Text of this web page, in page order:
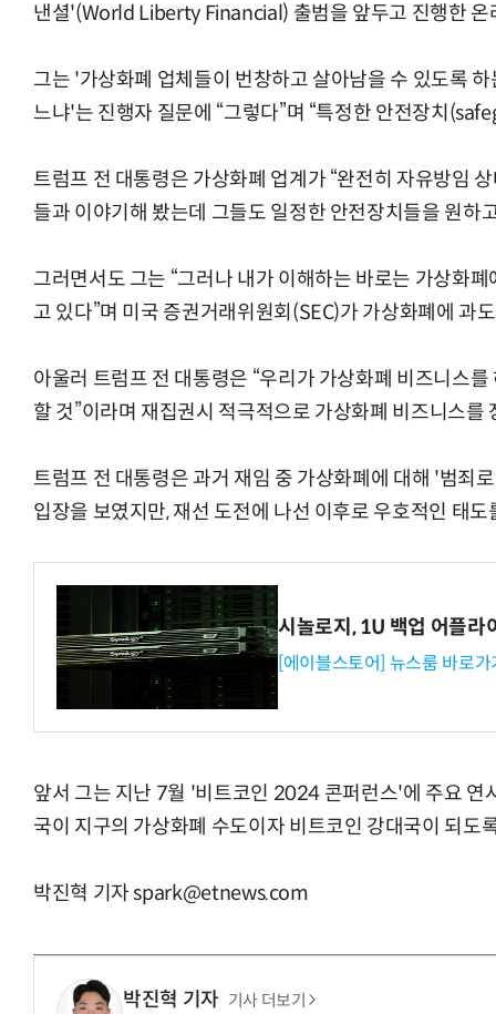
낸셜'(World Liberty Financial) 출범을 앞두고 진행한 온
그는 '가상화폐 업체들이 번창하고 살아남을 수 있도록
느냐'는 진행자 질문에 “그렇다”며 “특정한 안전장치
트럼프 전 대통령은 가상화폐 업계가 “완전히 자유방임
들과 이야기해 봤는데 그들도 일정한 안전장치들을 원하
그러면서도 그는 “그러나 내가 이해하는 바로는 가상화
고 있다”며 미국 증권거래위원회(SEC)가 가상화폐에 과
아울러 트럼프 전 대통령은 “우리가 가상화폐 비즈니스
할 것”이라며 재집권시 적극적으로 가상화폐 비즈니스를
트럼프 전 대통령은 과거 재임 중 가상화폐에 대해 '범죄
입장을 보였지만, 재선 도전에 나선 이후로 우호적인 태도
시놀로지, 1U 백업 어플
[에이블스토어] 뉴스룸 바로가
앞서 그는 지난 7월 '비트코인 2024 콘퍼런스'에 주요 연
국이 지구의 가상화폐 수도이자 비트코인 강대국이 되도
박진혁 기자 spark@etnews.com
박진혁 기자 기사 더보기